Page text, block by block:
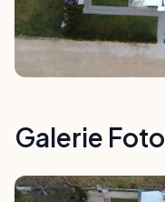
Galerie Foto